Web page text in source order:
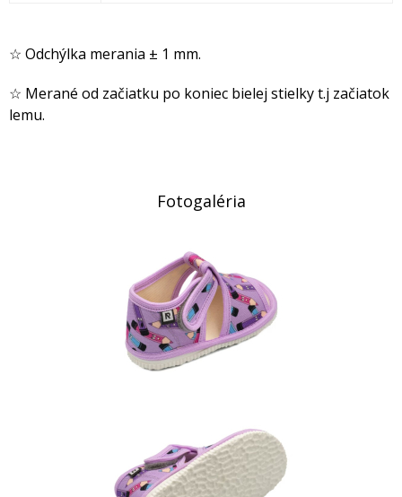
☆ Odchýlka merania ± 1 mm.
☆ Merané od začiatku po koniec bielej stielky t.j začiatok
lemu.
Fotogaléria